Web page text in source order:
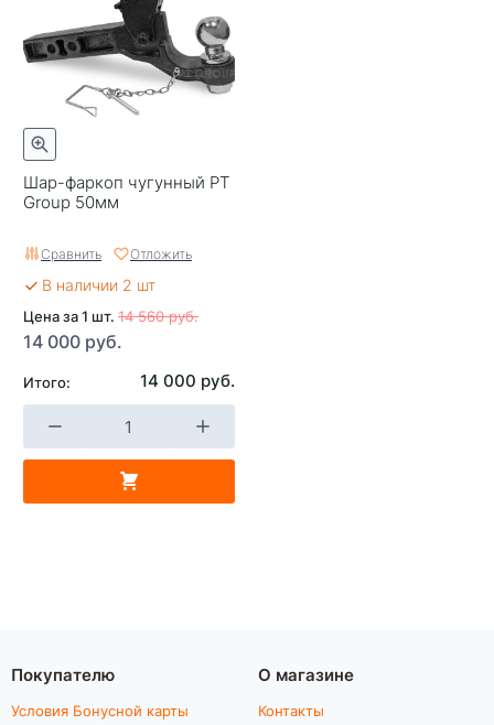
Шар-фаркоп чугунный PT
Group 50мм
Сравнить Отложить
В наличии 2 шт
Цена за 1 шт. 14 560 руб.
14 000 руб.
Итого: 14 000 руб.
Покупателю
Условия Бонусной карты
О магазине
Контакты